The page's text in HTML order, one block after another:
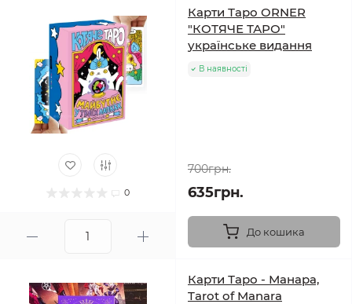
0
Карти Таро ORNER
"КОТЯЧЕ ТАРО"
українське видання
В наявності
700грн.
635грн.
До кошика
Карти Таро - Манара,
Tarot of Manara